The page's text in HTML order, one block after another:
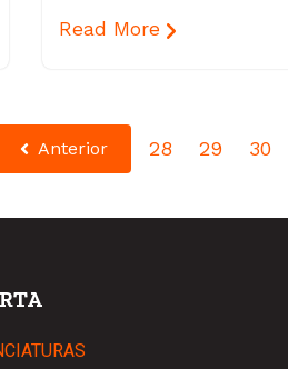
Read More
Anterior 28 29 30